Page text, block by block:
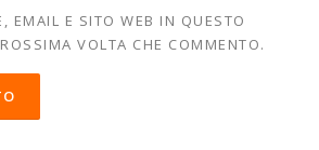
EMAIL E SITO WEB IN QUESTO
VOLTA CHE COMMENTO.